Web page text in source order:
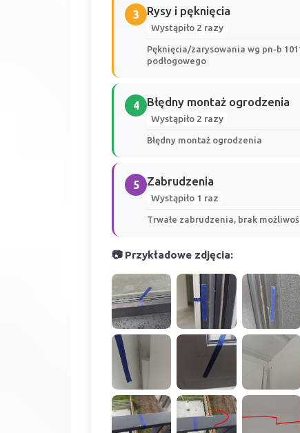
3 Rysy i pęknięcia
Wystąpiło 2 razy
Pęknięcia/zarysowania wg pn-b
podłogowego
4 Błędny montaż ogrodzenia
Wystąpiło 2 razy
Błędny montaż ogrodzenia
5 Zabrudzenia
Wystąpiło 1 raz
Trwałe zabrudzenia, brak
📷 Przykładowe zdjęcia: